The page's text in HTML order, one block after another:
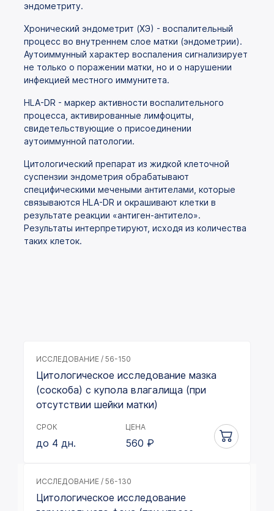
эндометриту.
Хронический эндометрит (ХЭ) - воспалительный
процесс во внутреннем слое матки (эндометрии).
Аутоиммунный характер воспаления сигнализирует
не только о поражении матки, но и о нарушении
инфекцией местного иммунитета.
HLA-DR - маркер активности воспалительного
процесса, активированные лимфоциты,
свидетельствующие о присоединении
аутоиммунной патологии.
Цитологический препарат из жидкой клеточной
суспензии эндометрия обрабатывают
специфическими мечеными антителами, которые
связываются HLA-DR и окрашивают клетки в
результате реакции «антиген-антитело».
Результаты интерпретируют, исходя из количества
таких клеток.
ИССЛЕДОВАНИЕ / 56-150
Цитологическое исследование мазка
(соскоба) с купола влагалища (при
отсутствии шейки матки)
СРОК
до 4 дн.
ЦЕНА
560 ₽
ИССЛЕДОВАНИЕ / 56-130
Цитологическое исследование